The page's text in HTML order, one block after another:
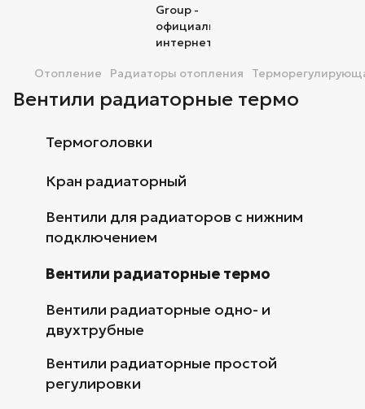
Отопление Радиаторы отопления
Вентили радиаторные термо
Термоголовки
Кран радиаторный
Вентили для радиаторов с нижним
подключением
Вентили радиаторные термо
Вентили радиаторные одно- и
двухтрубные
Вентили радиаторные простой
регулировки